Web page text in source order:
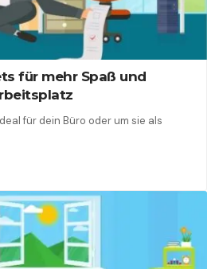
für mehr Spaß und
für dein Büro oder um sie als